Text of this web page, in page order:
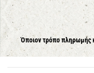
Όποιον τρόπο πληρωμής